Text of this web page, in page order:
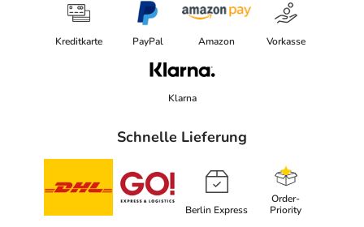
PDF des Beipackzettels können Sie sich oben
herunterladen.
Kreditkarte PayPal Amazon Vorkasse
Klarna
Schnelle Lieferung
Berlin Express
Order-
Priority